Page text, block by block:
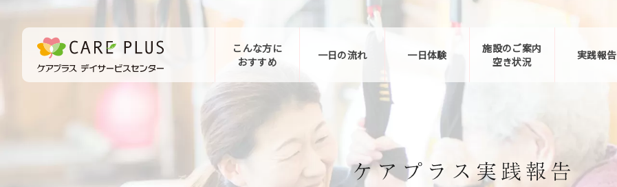
こんな方に
おすすめ
一日の流れ 一日体験
施設のご案内
空き状況
実践報告
お問い合わせ